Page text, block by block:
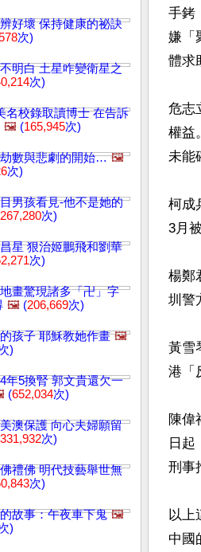
好壞 保持健康的祕訣
次)
明白 土星咋變衛星之
次)
名校錄取讀博士 在告訴
🖼️ (165,945次)
數與悲劇的開始… 🖼️
次)
男孩看見-他不是她的
267,280次)
星 狠治姬鵬飛和劉華
次)
畫驚現諸多「卍」字
🖼️ (206,669次)
孩子 耶穌教她作畫 🖼️
)
年5換腎 郭文貴還欠一
(652,034次)
澳保護 向心夫婦願留
331,932次)
禮佛 明代技藝舉世無
次)
故事：午夜車下鬼 🖼️
)
手銬
嫌「
體求
危志
權益
未能
柯成
3月
楊鄭
圳警
黃雪
港「
陳偉
日
刑事
以上
中國